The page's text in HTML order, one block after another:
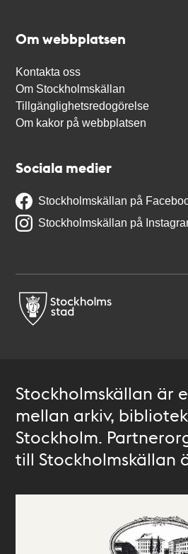
Om webbplatsen
Kontakta oss
Om Stockholmskällan
Tillgänglighetsredogörelse
Om kakor på webbplatsen
Sociala medier
Stockholmskällan på
Stockholmskällan på
Stockholmskällan är
mellan arkiv,
Stockholm.
till Stockholmskällan